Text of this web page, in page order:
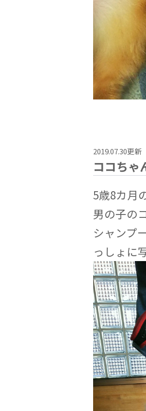
2019.07.30更新
ココちゃ
5歳8カ月
男の子の
シャンプ
っしょに